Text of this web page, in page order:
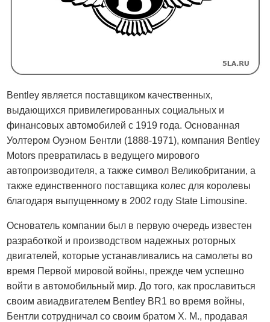
Bentley является поставщиком качественных,
выдающихся привилегированных социальных и
финансовых автомобилей с 1919 года. Основанная
Уолтером Оуэном Бентли (1888-1971), компания Bentley
Motors превратилась в ведущего мирового
автопроизводителя, а также символ Великобритании, а
также единственного поставщика колес для королевы
благодаря выпущенному в 2002 году State Limousine.
Основатель компании был в первую очередь известен
разработкой и производством надежных роторных
двигателей, которые устанавливались на самолеты во
время Первой мировой войны, прежде чем успешно
войти в автомобильный мир. До того, как прославиться
своим авиадвигателем Bentley BR1 во время войны,
Бентли сотрудничал со своим братом Х. М., продавая